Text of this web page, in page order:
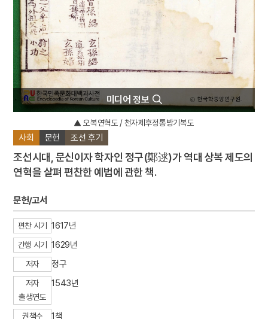
사회 문헌 조선 후기
조선시대, 문신이자 학자인 정구(鄭逑)가 역대 상복 제도의
연혁을 살펴 편찬한 예법에 관한 책.
문헌/고서
편찬 시기 1617년
간행 시기 1629년
저자 정구
저자
출생연도
1543년
권책수 1책
미디어 정보
오복연혁도 / 천자제후정통방기복도